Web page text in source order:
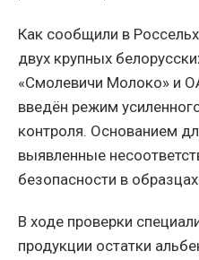
Как сообщили в
двух крупных
«Смолевичи Молоко» и
введён режим
контроля. Основанием
выявленные
безопасности в
В ходе проверки
продукции остатки